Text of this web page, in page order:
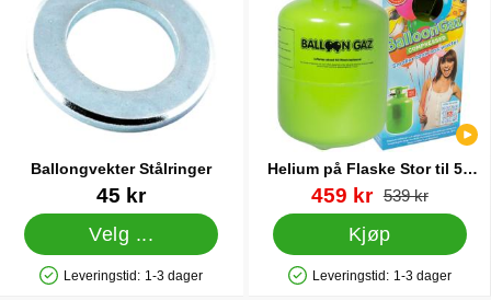
Ballongvekter Stålringer
Varenummer 25702
45 kr
Velg ...
Produkttilgjengelighet: På lager
Leveringstid: 1-3 dager
Helium på Flaske Stor til 50
Ballonger (20-25 cm)
Varenummer 13480
ny pris
459 kr gammel
539 kr
Kjøp
Produkttilgjengelighet: På lager
Leveringstid: 1-3 dager